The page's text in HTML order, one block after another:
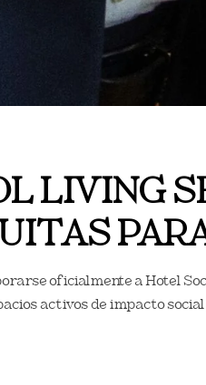
LIVING
oficialmente a Hotel
activos de impacto